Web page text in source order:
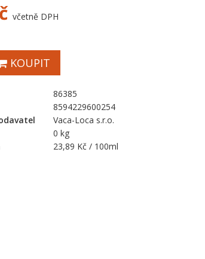
včetně DPH
KOUPIT
86385
8594229600254
Vaca-Loca s.r.o.
0 kg
23,89 Kč / 100ml